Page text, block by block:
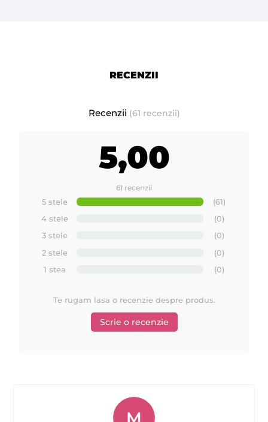
RECENZII
Recenzii (61 recenzii)
5,00
61 recenzii
5 stele
(61)
4 stele
(0)
3 stele
(0)
2 stele
(0)
1 stea
(0)
Te rugam lasa o recenzie despre produs.
Scrie o recenzie
M